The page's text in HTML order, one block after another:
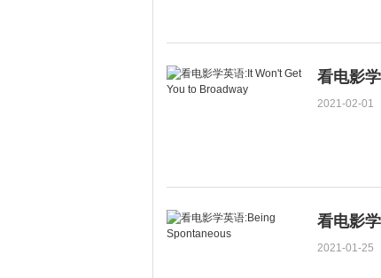
看电影
2021-02-01
看电影
2021-01-25